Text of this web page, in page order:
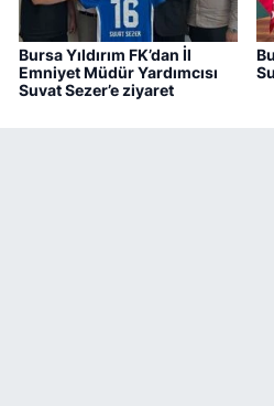
Bursa Yıldırım FK’dan İl
Emniyet Müdür Yardımcısı
Suvat Sezer’e ziyaret